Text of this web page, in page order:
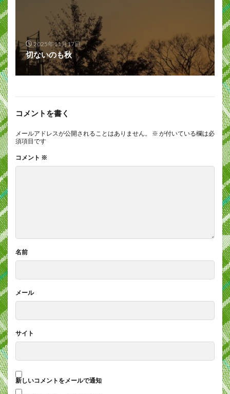
2025年11月17日
切ないのも秋
コメントを書く
メールアドレスが公開されることはありません。 ※ が付いている欄は必
須項目です
コメント ※
名前
メール
サイト
新しいコメントをメールで通知